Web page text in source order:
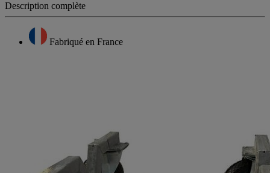
Description complète
Fabriqué en France